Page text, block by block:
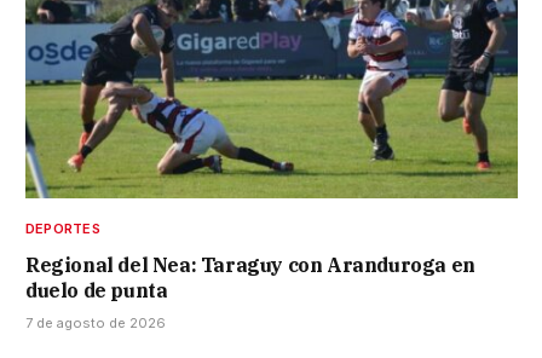
DEPORTES
Regional del Nea: Taraguy con Aranduroga en
duelo de punta
7 de agosto de 2026